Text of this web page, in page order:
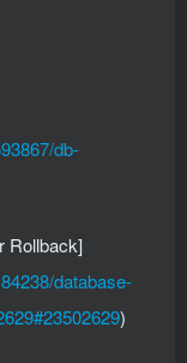
db-
Rollback]
database-
)